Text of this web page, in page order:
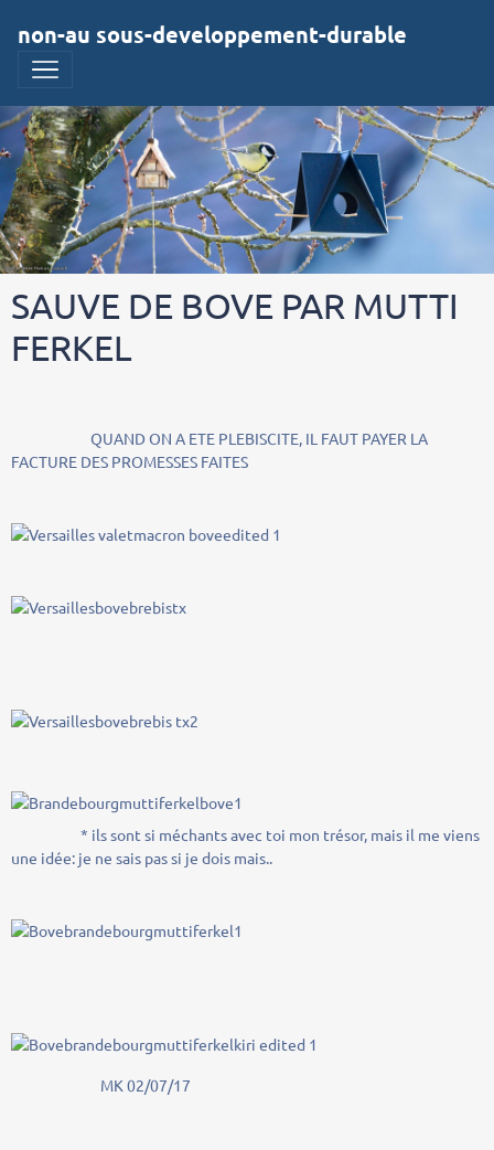
non-au sous-developpement-durable
SAUVE DE BOVE PAR MUTTI
FERKEL
QUAND ON A ETE PLEBISCITE, IL FAUT PAYER LA
FACTURE DES PROMESSES FAITES
* ils sont si méchants avec toi mon trésor, mais il me viens
une idée: je ne sais pas si je dois mais..
MK 02/07/17